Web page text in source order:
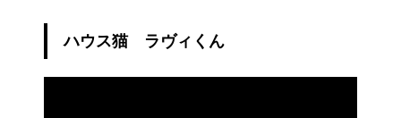
ハウス猫 ラヴィくん